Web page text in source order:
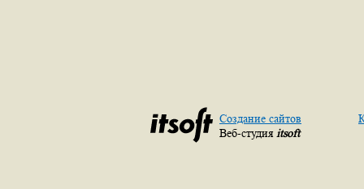
Создание сайтов
Веб-студия itsoft